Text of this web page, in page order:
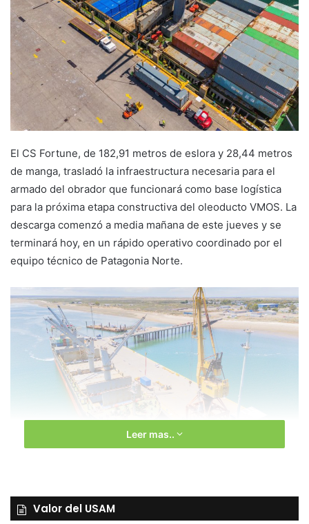
El CS Fortune, de 182,91 metros de eslora y 28,44 metros
de manga, trasladó la infraestructura necesaria para el
armado del obrador que funcionará como base logística
para la próxima etapa constructiva del oleoducto VMOS. La
descarga comenzó a media mañana de este jueves y se
terminará hoy, en un rápido operativo coordinado por el
equipo técnico de Patagonia Norte.
portuarios vinculados a los grandes proyectos energéticos
que confluyen en Río Negro, incluido el arribo de 10.000
Leer mas..
Valor del USAM